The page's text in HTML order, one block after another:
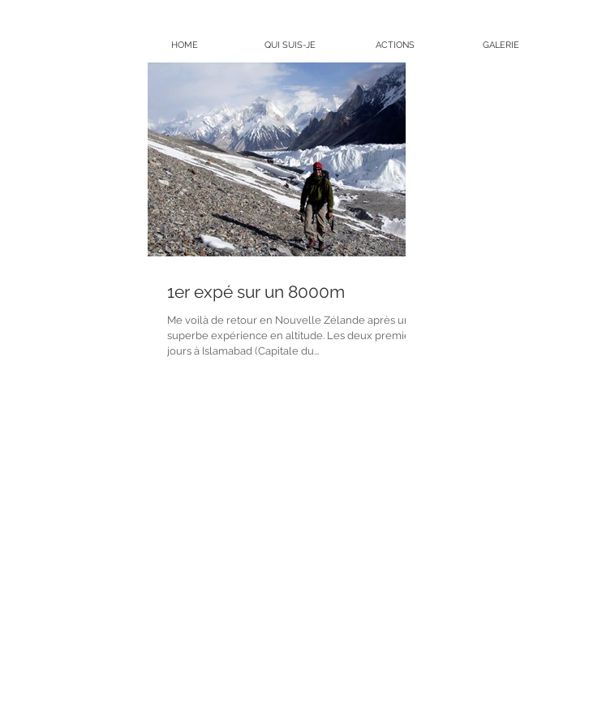
HOME QUI SUIS-JE ACTIONS GALERIE
1er expé sur un 8000m
Me voilà de retour en Nouvelle Zélande après une
superbe expérience en altitude. Les deux premiers
jours à Islamabad (Capitale du...